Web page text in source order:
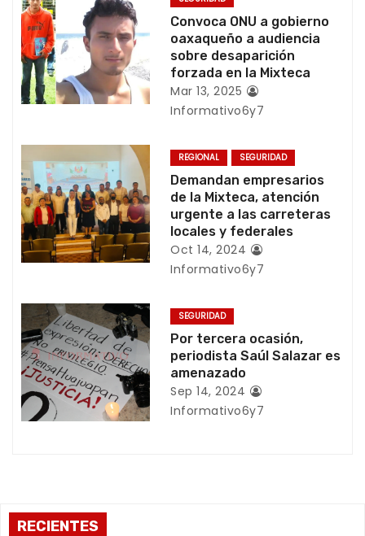
g
a
c
i
ó
n
d
e
n
t
r
a
s
Convoca ONU a gobierno
oaxaqueño a audiencia
sobre desaparición
forzada en la Mixteca
Mar 13, 2025
Informativo6y7
REGIONAL SEGURIDAD
Demandan empresarios
de la Mixteca, atención
urgente a las carreteras
locales y federales
Oct 14, 2024
Informativo6y7
SEGURIDAD
Por tercera ocasión,
periodista Saúl Salazar es
amenazado
Sep 14, 2024
Informativo6y7
RECIENTES